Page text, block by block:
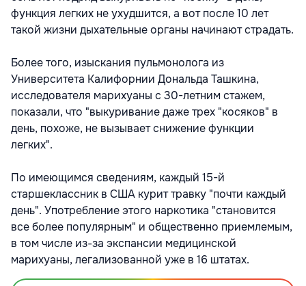
функция легких не ухудшится, а вот после 10 лет
такой жизни дыхательные органы начинают страдать.
Более того, изыскания пульмонолога из
Университета Калифорнии Дональда Ташкина,
исследователя марихуаны с 30-летним стажем,
показали, что "выкуривание даже трех "косяков" в
день, похоже, не вызывает снижение функции
легких".
По имеющимся сведениям, каждый 15-й
старшеклассник в США курит травку "почти каждый
день". Употребление этого наркотика "становится
все более популярным" и общественно приемлемым,
в том числе из-за экспансии медицинской
марихуаны, легализованной уже в 16 штатах.